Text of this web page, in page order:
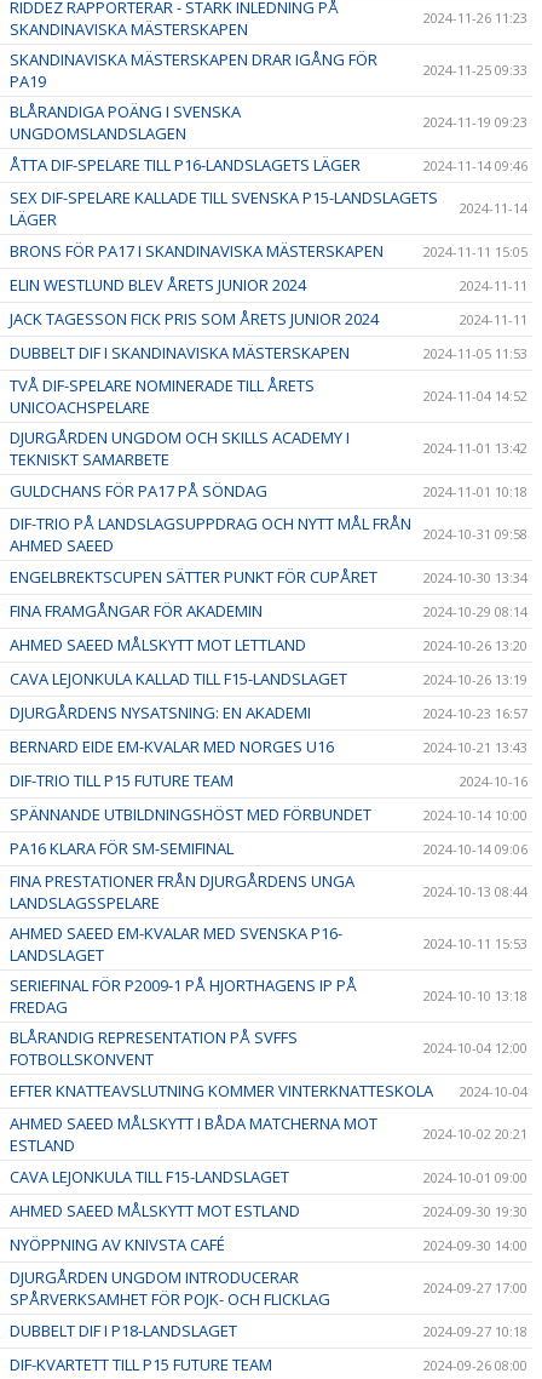
RIDDEZ RAPPORTERAR - STARK INLEDNING PÅ
SKANDINAVISKA MÄSTERSKAPEN
2024-11-26 11:23
SKANDINAVISKA MÄSTERSKAPEN DRAR IGÅNG FÖR
PA19
2024-11-25 09:33
BLÅRANDIGA POÄNG I SVENSKA
UNGDOMSLANDSLAGEN
2024-11-19 09:23
ÅTTA DIF-SPELARE TILL P16-LANDSLAGETS LÄGER 2024-11-14 09:46
SEX DIF-SPELARE KALLADE TILL SVENSKA P15-LANDSLAGETS
LÄGER
2024-11-14
BRONS FÖR PA17 I SKANDINAVISKA MÄSTERSKAPEN 2024-11-11 15:05
ELIN WESTLUND BLEV ÅRETS JUNIOR 2024 2024-11-11
JACK TAGESSON FICK PRIS SOM ÅRETS JUNIOR 2024 2024-11-11
DUBBELT DIF I SKANDINAVISKA MÄSTERSKAPEN 2024-11-05 11:53
TVÅ DIF-SPELARE NOMINERADE TILL ÅRETS
UNICOACHSPELARE
2024-11-04 14:52
DJURGÅRDEN UNGDOM OCH SKILLS ACADEMY I
TEKNISKT SAMARBETE
2024-11-01 13:42
GULDCHANS FÖR PA17 PÅ SÖNDAG 2024-11-01 10:18
DIF-TRIO PÅ LANDSLAGSUPPDRAG OCH NYTT MÅL FRÅN
AHMED SAEED
2024-10-31 09:58
ENGELBREKTSCUPEN SÄTTER PUNKT FÖR CUPÅRET 2024-10-30 13:34
FINA FRAMGÅNGAR FÖR AKADEMIN 2024-10-29 08:14
AHMED SAEED MÅLSKYTT MOT LETTLAND 2024-10-26 13:20
CAVA LEJONKULA KALLAD TILL F15-LANDSLAGET 2024-10-26 13:19
DJURGÅRDENS NYSATSNING: EN AKADEMI 2024-10-23 16:57
BERNARD EIDE EM-KVALAR MED NORGES U16 2024-10-21 13:43
DIF-TRIO TILL P15 FUTURE TEAM 2024-10-16
SPÄNNANDE UTBILDNINGSHÖST MED FÖRBUNDET 2024-10-14 10:00
PA16 KLARA FÖR SM-SEMIFINAL 2024-10-14 09:06
FINA PRESTATIONER FRÅN DJURGÅRDENS UNGA
LANDSLAGSSPELARE
2024-10-13 08:44
AHMED SAEED EM-KVALAR MED SVENSKA P16-
LANDSLAGET
2024-10-11 15:53
SERIEFINAL FÖR P2009-1 PÅ HJORTHAGENS IP PÅ
FREDAG
2024-10-10 13:18
BLÅRANDIG REPRESENTATION PÅ SVFFS
FOTBOLLSKONVENT
2024-10-04 12:00
EFTER KNATTEAVSLUTNING KOMMER VINTERKNATTESKOLA 2024-10-04
AHMED SAEED MÅLSKYTT I BÅDA MATCHERNA MOT
ESTLAND
2024-10-02 20:21
CAVA LEJONKULA TILL F15-LANDSLAGET 2024-10-01 09:00
AHMED SAEED MÅLSKYTT MOT ESTLAND 2024-09-30 19:30
NYÖPPNING AV KNIVSTA CAFÉ 2024-09-30 14:00
DJURGÅRDEN UNGDOM INTRODUCERAR
SPÅRVERKSAMHET FÖR POJK- OCH FLICKLAG
2024-09-27 17:00
DUBBELT DIF I P18-LANDSLAGET 2024-09-27 10:18
DIF-KVARTETT TILL P15 FUTURE TEAM 2024-09-26 08:00